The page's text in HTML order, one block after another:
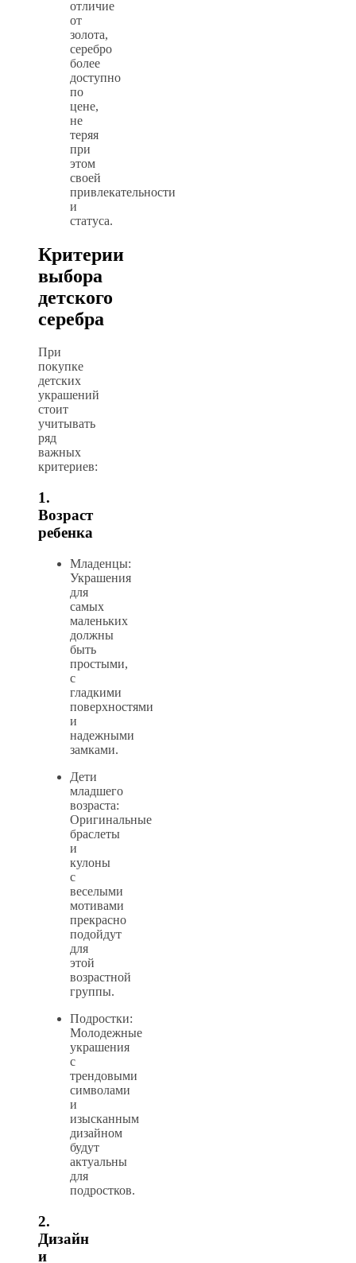
отличие
от
золота,
серебро
более
доступно
по
цене,
не
теряя
при
этом
своей
привлекательности
и
статуса.
Критерии
выбора
детского
серебра
При
покупке
детских
украшений
стоит
учитывать
ряд
важных
критериев:
1.
Возраст
ребенка
Младенцы:
Украшения
для
самых
маленьких
должны
быть
простыми,
с
гладкими
поверхностями
и
надежными
замками.
Дети
младшего
возраста:
Оригинальные
браслеты
и
кулоны
с
веселыми
мотивами
прекрасно
подойдут
для
этой
возрастной
группы.
Подростки:
Молодежные
украшения
с
трендовыми
символами
и
изысканным
дизайном
будут
актуальны
для
подростков.
2.
Дизайн
и